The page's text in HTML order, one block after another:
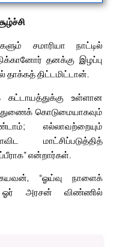
சமாரியா நாட்டில்
தனக்கு இழப்பு
திட்டமிட்டான்.
உள்ளான
கொடுமையாகவும்
எல்லாவற்றையும்
மாட்சிப்படுத்தித்
என்றார்கள்.
“ஓய்வு நாளைக்
ஓர் அரசன் விண்ணில்